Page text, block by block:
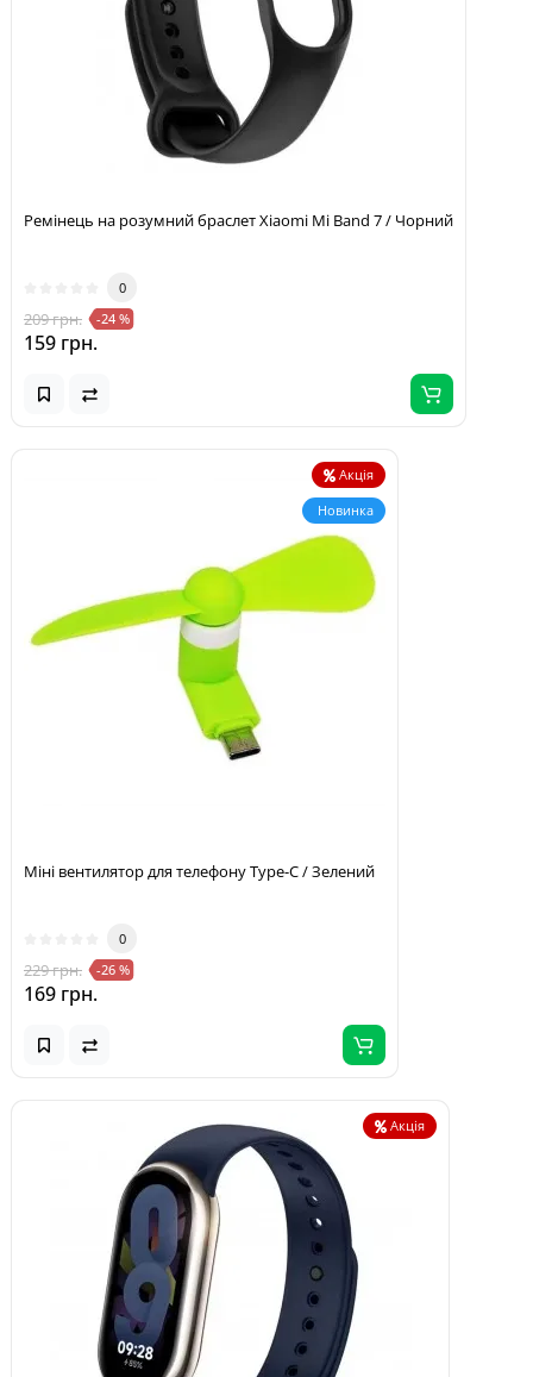
Ремінець на розумний браслет Xiaomi Mi Band 7 / Чорний
0
209 грн. -24 %
159 грн.
Акція
Новинка
Міні вентилятор для телефону Type-C / Зелений
0
229 грн. -26 %
169 грн.
Акція